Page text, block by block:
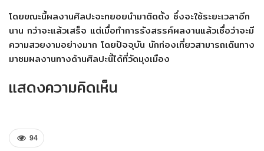
โดยขณะนี้ผลงานศิลปะจะทยอยนำมาติดตั้ง ซึ่งจะใช้ระยะเวลาอีก
นาน กว่าจะแล้วเสร็จ แต่เมื่อทำการรังสรรค์ผลงานแล้วเชื่อว่าจะมี
ความสวยงามอย่างมาก โดยปัจจุบัน นักท่องเที่ยวสามารถเดินทาง
มาชมผลงานทางด้านศิลปะนี้ได้ที่วัดมุงเมือง
แสดงความคิดเห็น
94